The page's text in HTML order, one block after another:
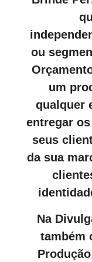
ou
um
qualquer
entregar
seus
da sua
Na
também